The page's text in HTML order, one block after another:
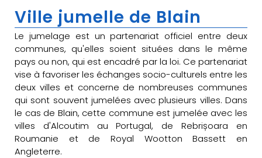
Ville jumelle de Blain
Le jumelage est un partenariat officiel entre deux
communes, qu'elles soient situées dans le même
pays ou non, qui est encadré par la loi. Ce partenariat
vise à favoriser les échanges socio-culturels entre les
deux villes et concerne de nombreuses communes
qui sont souvent jumelées avec plusieurs villes. Dans
le cas de Blain, cette commune est jumelée avec les
villes d'Alcoutim au Portugal, de Rebrișoara en
Roumanie et de Royal Wootton Bassett en
Angleterre.